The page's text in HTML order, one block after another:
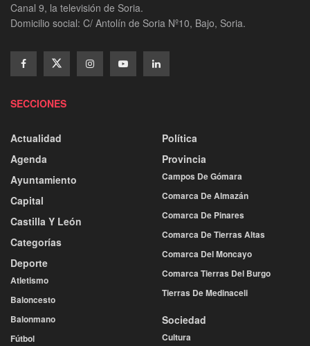
Canal 9, la televisión de Soria.
Domicilio social: C/ Antolín de Soria Nº10, Bajo, Soria.
SECCIONES
Actualidad
Agenda
Ayuntamiento
Capital
Castilla Y León
Categorías
Deporte
Atletismo
Baloncesto
Balonmano
Fútbol
Política
Provincia
Campos De Gómara
Comarca De Almazán
Comarca De Pinares
Comarca De Tierras Altas
Comarca Del Moncayo
Comarca Tierras Del Burgo
Tierras De Medinaceli
Sociedad
Cultura